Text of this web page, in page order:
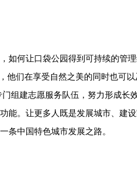
何让口袋公园得到可持续的管理
他们在享受自然之美的同时也可
组建志愿服务队伍，努力形成
能。让更多人既是发展城市、建
条中国特色城市发展之路。